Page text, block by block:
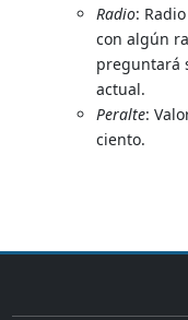
Radio:
con algún
preguntará
actual.
Peralte:
ciento.